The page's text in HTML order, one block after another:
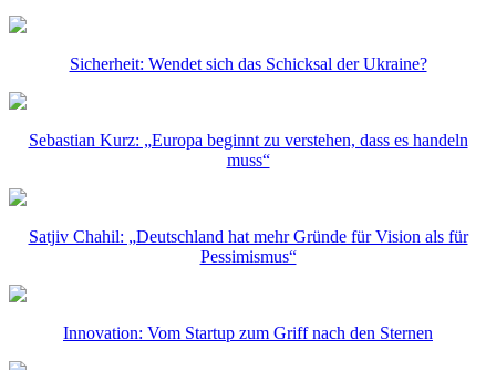
Sicherheit: Wendet sich das Schicksal der Ukraine?
Sebastian Kurz: „Europa beginnt zu verstehen, dass es handeln
muss“
Satjiv Chahil: „Deutschland hat mehr Gründe für Vision als für
Pessimismus“
Innovation: Vom Startup zum Griff nach den Sternen